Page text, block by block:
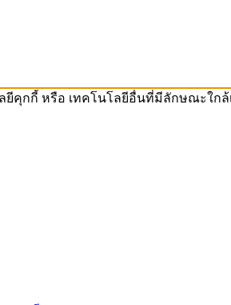
โลยีคุกกี้ หรือ เทคโนโลยีอื่นที่มีลักษณะ